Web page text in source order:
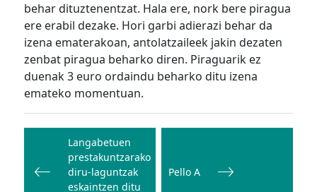
behar dituztenentzat. Hala ere, nork bere piragua
ere erabil dezake. Hori garbi adierazi behar da
izena ematerakoan, antolatzaileek jakin dezaten
zenbat piragua beharko diren. Piraguarik ez
duenak 3 euro ordaindu beharko ditu izena
emateko momentuan.
Bidalketetan
zehar
nabigatu
Langabetuen
prestakuntzarako
diru-laguntzak
eskaintzen ditu
Pello A